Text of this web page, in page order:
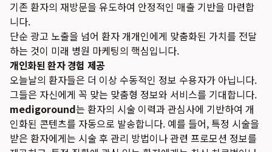
기존 환자의 재방문을 유도하여 안정적인 매출 기반을 마련합
니다.
단순 광고 노출을 넘어 환자 개개인에게 맞춤화된 가치를 전달
하는 것이 미래 병원 마케팅의 핵심입니다.
개인화된 환자 경험 제공
오늘날의 환자들은 더 이상 수동적인 정보 수용자가 아닙니다.
그들은 자신에게 꼭 맞는 맞춤형 정보와 서비스를 기대합니다.
medigoround는 환자의 시술 이력과 관심사에 기반하여 개
인화된 콘텐츠를 자동으로 발송합니다. 예를 들어, 특정 시술을
받은 환자에게는 시술 후 관리 방법이나 관련 프로모션 정보를